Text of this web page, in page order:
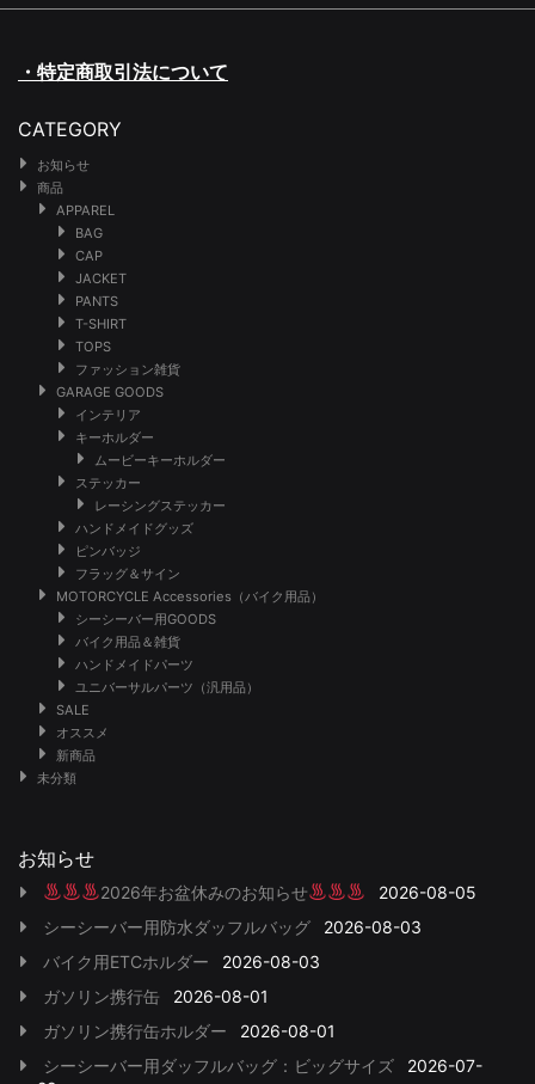
・特定商取引法について
CATEGORY
お知らせ
商品
APPAREL
BAG
CAP
JACKET
PANTS
T-SHIRT
TOPS
ファッション雑貨
GARAGE GOODS
インテリア
キーホルダー
ムービーキーホルダー
ステッカー
レーシングステッカー
ハンドメイドグッズ
ピンバッジ
フラッグ＆サイン
MOTORCYCLE Accessories（バイク用品）
シーシーバー用GOODS
バイク用品＆雑貨
ハンドメイドパーツ
ユニバーサルパーツ（汎用品）
SALE
オススメ
新商品
未分類
お知らせ
2026年お盆休みのお知らせ
2026-08-05
シーシーバー用防水ダッフルバッグ
2026-08-03
バイク用ETCホルダー
2026-08-03
ガソリン携行缶
2026-08-01
ガソリン携行缶ホルダー
2026-08-01
シーシーバー用ダッフルバッグ：ビッグサイズ
2026-07-